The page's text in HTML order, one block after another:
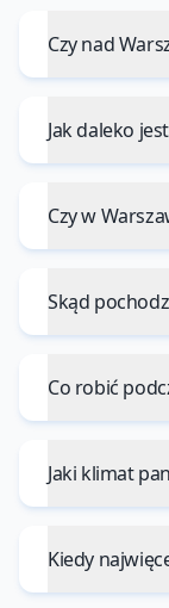
Czy nad
Jak daleko
Czy w
Skąd
Co robić
Jaki klimat
Kiedy